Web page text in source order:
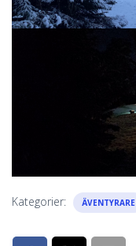
Kategorier: ÄVENTYRARE